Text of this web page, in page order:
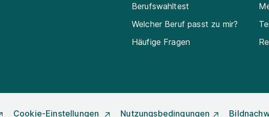
Berufswahltest
Welcher Beruf passt zu mir?
Häufige Fragen
Cookie-Einstellungen Nutzungsbedingungen